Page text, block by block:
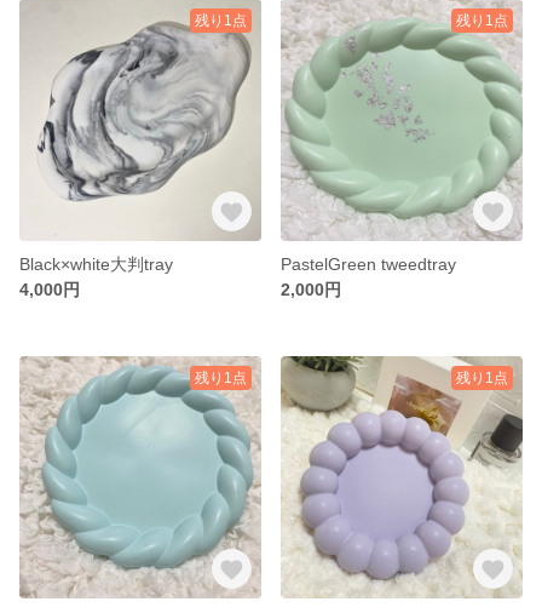
残り1点
Black×white大判tray
4,000円
残り1点
PastelGreen tweedtray
2,000円
残り1点 残り1点